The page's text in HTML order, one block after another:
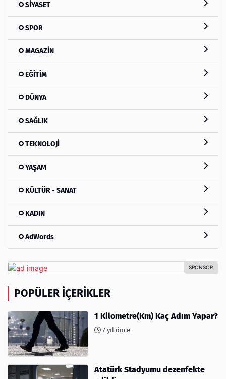
SİYASET
SPOR
MAGAZİN
EĞİTİM
DÜNYA
SAĞLIK
TEKNOLOJİ
YAŞAM
KÜLTÜR - SANAT
KADIN
AdWords
POPÜLER İÇERIKLER
1 Kilometre(Km) Kaç Adım Yapar?
7 yıl önce
Atatürk Stadyumu dezenfekte